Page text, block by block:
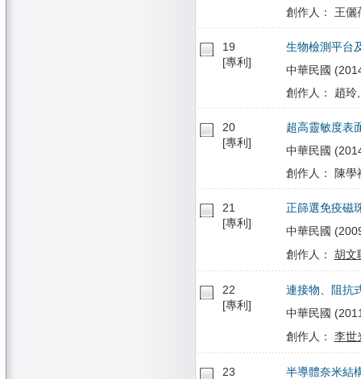
創作人： 王儷
19
[專利]
生物檢測平台
中華民國
創作人： 趙玲
20
[專利]
超高靈敏度表
中華民國
創作人： 陳學
21
[專利]
正篩選免疫磁
中華民國
創作人： 胡文
22
[專利]
連接物、阻抗
中華民國
創作人： 李世
23
半導體奈米結